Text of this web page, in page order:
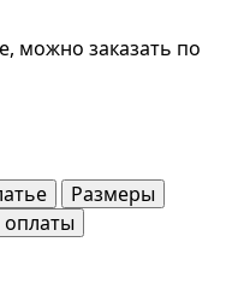
можно заказать по
Размеры
оплаты